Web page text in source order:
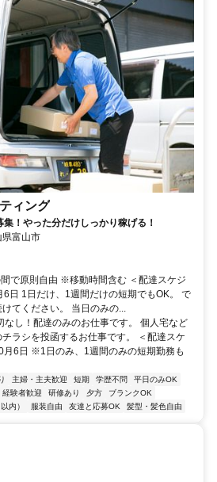
ィング
！やった分だけしっかり稼げる！
富山市
で原則自由 ※移動時間含む ＜配達スケジ
日 1日だけ、1週間だけの短期でもOK。 で
てください。 当日のみの...
なし！配達のみのお仕事です。 個人宅など
ラシを投函するお仕事です。 ＜配達スケ
月6日 ※1日のみ、1週間のみの短期勤務も
主婦・主夫歓迎 短期 学歴不問
平日のみOK
経験者歓迎 研修あり 夕方
ブランクOK
内） 服装自由 友達と応募OK 髪型・髪色自由